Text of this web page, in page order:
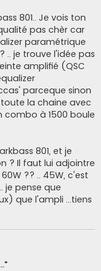
801.. Je vois ton
pas chèr car
paramétrique
.. je trouve l'idée pas
amplifié (QSC
parceque sinon
la chaine avec
combo à 1500 boule
801, et je
? Il faut lui adjointre
?? .. 45W, c'est
je pense que
que l'ampli ...tiens